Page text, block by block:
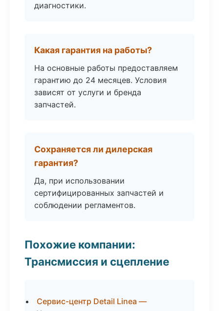
диагностики.
Какая гарантия на работы?
На основные работы предоставляем
гарантию до 24 месяцев. Условия
зависят от услуги и бренда
запчастей.
Сохраняется ли дилерская
гарантия?
Да, при использовании
сертифицированных запчастей и
соблюдении регламентов.
Похожие компании:
Трансмиссия и сцепление
Сервис-центр Detail Linea —